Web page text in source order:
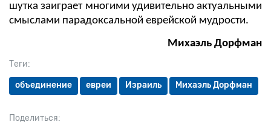
Теги:
объединение евреи Израиль Михаэль Дорфман
Поделиться:
шутка заиграет многими удивительно актуальными
смыслами парадоксальной еврейской мудрости.
Михаэль Дорфман